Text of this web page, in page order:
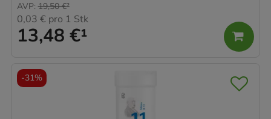
13,48 €¹
AVP: 19,50 €²
0,03 € pro 1 Stk
-31%